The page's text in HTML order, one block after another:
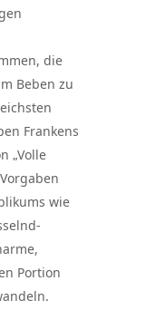
die
Beben zu
Frankens
„Volle
wie
Portion